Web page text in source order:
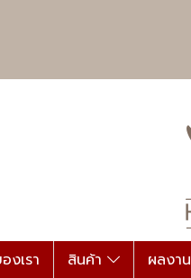
งเรา สินค้า ผลงาน